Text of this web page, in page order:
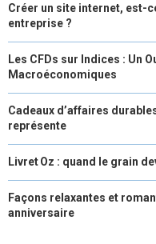
Créer un site internet, est-
entreprise ?
Les CFDs sur Indices : Un
Macroéconomiques
Cadeaux d’affaires
représente
Livret Oz : quand le grain
Façons relaxantes et
anniversaire